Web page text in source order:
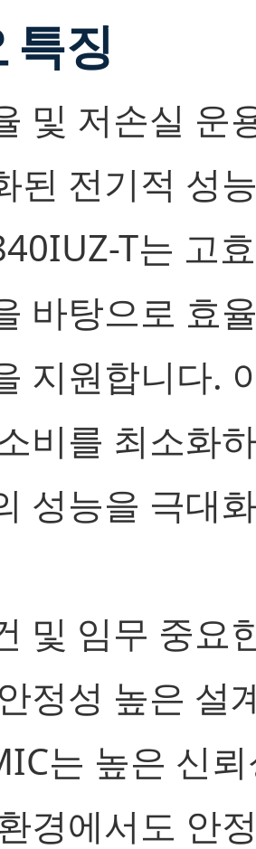
특징
및 저손실 운
된 전기적 성
T는 고
바탕으로 효
지원합니다.
비를 최소화
성능을 극대
및 임무 중요
정성 높은 설
는 높은 신
경에서도 안